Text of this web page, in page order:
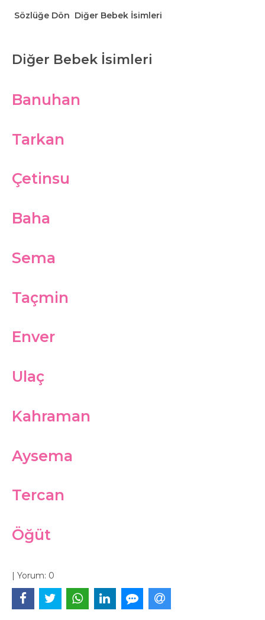
Sözlüğe Dön Diğer Bebek İsimleri
Diğer Bebek İsimleri
Banuhan
Tarkan
Çetinsu
Baha
Sema
Taçmin
Enver
Ulaç
Kahraman
Aysema
Tercan
Öğüt
| Yorum: 0